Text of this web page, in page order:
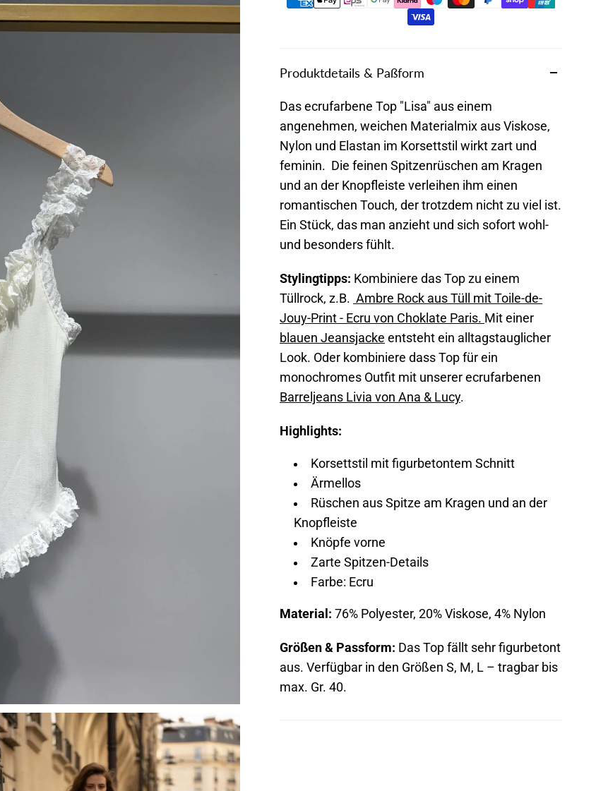
Produktdetails & Paßform
Das ecrufarbene Top "Lisa" aus einem
angenehmen, weichen Materialmix aus Viskose,
Nylon und Elastan im Korsettstil wirkt zart und
feminin. Die feinen Spitzenrüschen am Kragen
und an der Knopfleiste verleihen ihm einen
romantischen Touch, der trotzdem nicht zu viel ist.
Ein Stück, das man anzieht und sich sofort wohl-
und besonders fühlt.
Stylingtipps: Kombiniere das Top zu einem
Tüllrock, z.B. Ambre Rock aus Tüll mit Toile-de-
Jouy-Print - Ecru von Choklate Paris. Mit einer
blauen Jeansjacke entsteht ein alltagstauglicher
Look. Oder kombiniere dass Top für ein
monochromes Outfit mit unserer ecrufarbenen
Barreljeans Livia von Ana & Lucy.
Highlights:
Korsettstil mit figurbetontem Schnitt
Ärmellos
Rüschen aus Spitze am Kragen und an der
Knopfleiste
Knöpfe vorne
Zarte Spitzen-Details
Farbe: Ecru
Material: 76% Polyester, 20% Viskose, 4% Nylon
Größen & Passform: Das Top fällt sehr figurbetont
aus. Verfügbar in den Größen S, M, L – tragbar bis
max. Gr. 40.